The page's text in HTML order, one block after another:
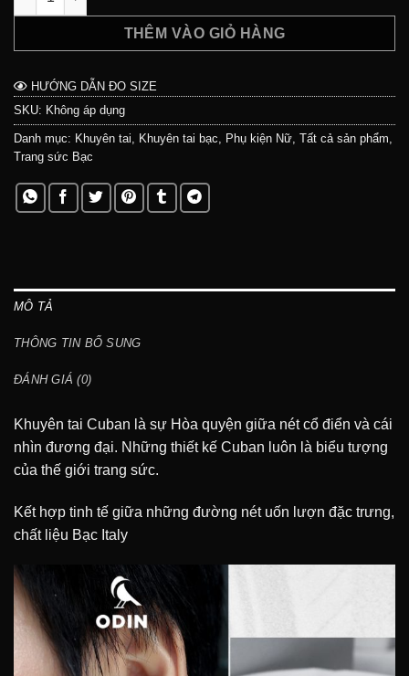
THÊM VÀO GIỎ HÀNG
HƯỚNG DẪN ĐO SIZE
SKU: Không áp dụng
Danh mục: Khuyên tai Khuyên tai bạc Phụ kiện Nữ Tất cả sản phẩm
Trang sức Bạc
MÔ TẢ
THÔNG TIN BỔ SUNG
ĐÁNH GIÁ (0)
Khuyên tai Cuban là sự Hòa quyện giữa nét cổ điển và cái
nhìn đương đại. Những thiết kế Cuban luôn là biểu tượng
của thế giới trang sức.
Kết hợp tinh tế giữa những đường nét uốn lượn đặc trưng,
chất liệu Bạc Italy